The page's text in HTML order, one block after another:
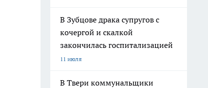
В Зубцове драка супругов с
кочергой и скалкой
закончилась госпитализацией
11 июля
В Твери коммунальщики